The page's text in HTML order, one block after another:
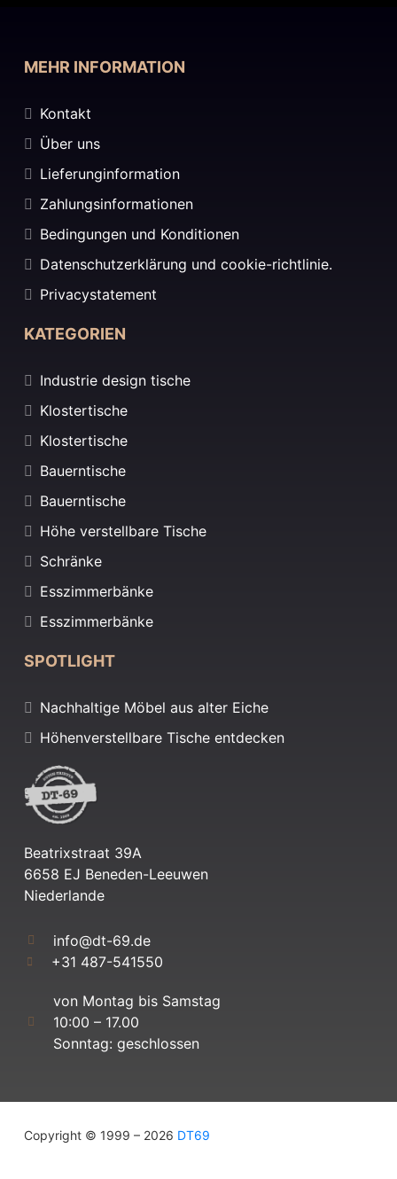
MEHR INFORMATION
Kontakt
Über uns
Lieferunginformation
Zahlungsinformationen
Bedingungen und Konditionen
Datenschutzerklärung und cookie-richtlinie.
Privacystatement
KATEGORIEN
Industrie design tische
Klostertische
Klostertische
Bauerntische
Bauerntische
Höhe verstellbare Tische
Schränke
Esszimmerbänke
Esszimmerbänke
SPOTLIGHT
Nachhaltige Möbel aus alter Eiche
Höhenverstellbare Tische entdecken
Beatrixstraat 39A
6658 EJ Beneden-Leeuwen
Niederlande
info@dt-69.de
+31 487-541550
von Montag bis Samstag
10:00 – 17.00
Sonntag: geschlossen
Copyright © 1999 – 2026 DT69